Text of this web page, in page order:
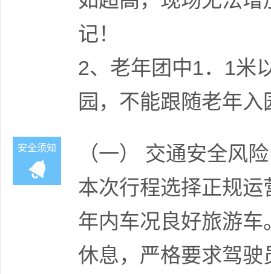
记！
2、老年团中1．1米
园，不能跟随老年入
安全须知
（一） 交通安全风险
本次行程选择正规
年内车况良好旅游
休息，严格要求驾